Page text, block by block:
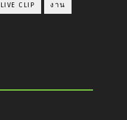
LIVE CLIP งาน